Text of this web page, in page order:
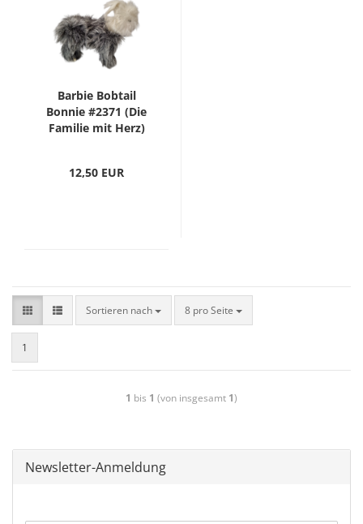
Barbie Bobtail
Bonnie #2371 (Die
Familie mit Herz)
12,50 EUR
Sortieren nach 8 pro Seite
1
1 bis 1 (von insgesamt 1)
Newsletter-Anmeldung